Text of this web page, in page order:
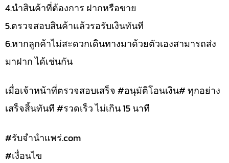
4.นำสินค้าที่ต้องการ ฝากหรือขาย
5.ตรวจสอบสินค้าแล้วรอรับเงินทันที
6.หากลูกค้าไม่สะดวกเดินทางมาด้วยตัวเองสามารถส่ง
มาฝาก ได้เช่นกัน
เมื่อเจ้าหน้าที่ตรวจสอบเสร็จ #อนุมัติโอนเงิน# ทุกอย่าง
เสร็จสิ้นทันที #รวดเร็ว ไม่เกิน 15 นาที
#รับจํานําแพร่.com
#เงื่อนไข